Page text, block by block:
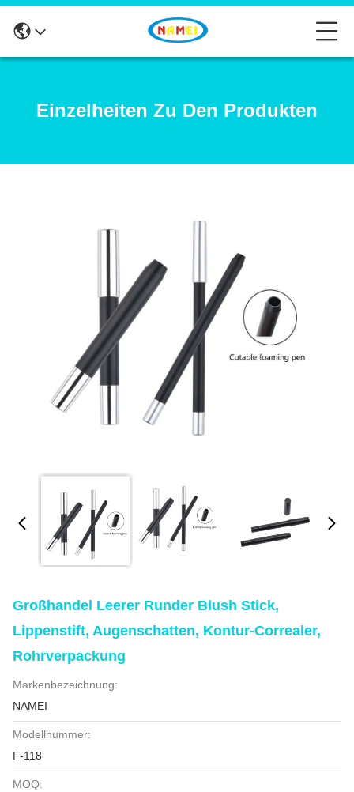
Einzelheiten Zu Den Produkten
Großhandel Leerer Runder Blush Stick,
Lippenstift, Augenschatten, Kontur-Correaler,
Rohrverpackung
Markenbezeichnung:
NAMEI
Modellnummer:
F-118
MOQ: